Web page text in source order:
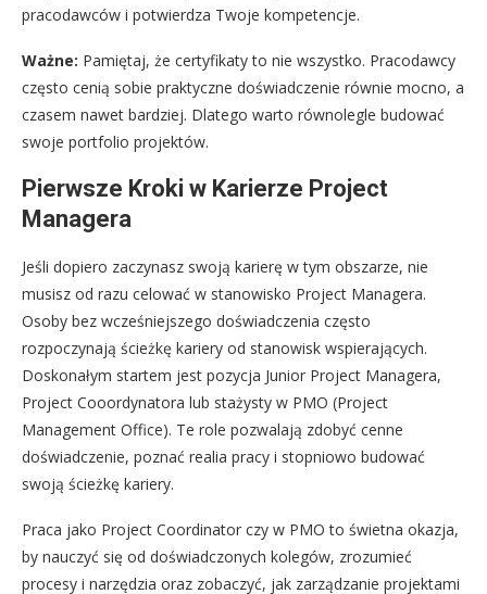
pracodawców i potwierdza Twoje kompetencje.
Ważne: Pamiętaj, że certyfikaty to nie wszystko. Pracodawcy
często cenią sobie praktyczne doświadczenie równie mocno, a
czasem nawet bardziej. Dlatego warto równolegle budować
swoje portfolio projektów.
Pierwsze Kroki w Karierze Project
Managera
Jeśli dopiero zaczynasz swoją karierę w tym obszarze, nie
musisz od razu celować w stanowisko Project Managera.
Osoby bez wcześniejszego doświadczenia często
rozpoczynają ścieżkę kariery od stanowisk wspierających.
Doskonałym startem jest pozycja Junior Project Managera,
Project Cooordynatora lub stażysty w PMO (Project
Management Office). Te role pozwalają zdobyć cenne
doświadczenie, poznać realia pracy i stopniowo budować
swoją ścieżkę kariery.
Praca jako Project Coordinator czy w PMO to świetna okazja,
by nauczyć się od doświadczonych kolegów, zrozumieć
procesy i narzędzia oraz zobaczyć, jak zarządzanie projektami